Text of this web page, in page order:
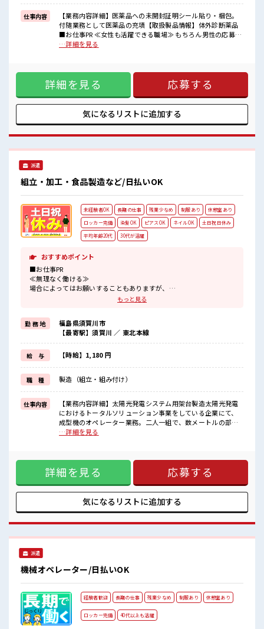
■職場の雰囲気
女性多めで休み時間は女子トークがあふれる職場です！
もちろん男性の応募もOKですよ！
休憩室で自分タイム！
仕事内容
【業務内容詳細】医薬品への未開封証明シール貼り・梱包。
付随業務として医薬品の充填【取扱製品情報】体外診断薬品
■お仕事PR ≪女性も活躍できる職場≫ もちろん男性の応募も
歓迎です！ ≪時間にメリハリを≫ 残業はほとんどナシ！ 場合
の服選びに悩まずOK♪ ≪未経験の方も大カンゲイ≫ 新しい
ことにチャレンジするのは不安だけど、 しっかり働く環境が
整っています！ イチからスキルUP・ステップUP目指してい
きましょう！ ■職場の雰囲気 女性多めで休み時間は女子トー
クがあふれる職場です！ もちろん男性の応募もOKですよ！
休憩室で自分タイム！ のんびりスマホチェック♪
…詳細を見る
詳細を見る 応募する
気になるリストに追加する
派遣
組立・加工・食品製造など/日払いOK
未経験者OK 長期の仕事 残業少なめ 制服あり
休憩室あり
ロッカー完備
染髪OK ピアスOK ネイルOK
土日祝日休み
平均年齢20代
30代が活躍
おすすめポイント
■お仕事PR
≪無理なく働ける≫
場合によってはお願いすることもありますが、
週末は家族や友人と一緒にプライベート満喫！
≪ヘアカラーOKで自由な雰囲気の職場≫
明るすぎたり奇抜でなければ基本的に自由！
(規定有)≪ラクラク制服アリ≫
制服があるので、
毎日の服装の悩み解消♪
≪初めての仕事だけど自分にもできそう≫
新しいことにチャレンジするのは不安だけど、
しっかり働く環境が整っています！
イチからスキルUP・ステップUP目指していきましょう！
■職場の雰囲気
キバツ過ぎなければ髪色・髪型は自由！
しっかり休める休憩室あり！
オンオフの切替もできちゃう！
もっと見る
勤 務 地
福島県須賀川市
【最寄駅】須賀川 ／ 東北本線
給 与 【時給】1,180 円
職 種 製造（組立・組み付け）
仕事内容
【業務内容詳細】太陽光発電システム用架台製造太陽光発電
におけるトータルソリューション事業をしている企業にて、
成型機のオペレーター業務。二人一組で、数メートルの部品
を成型機にセットして、加工する。【取扱製品情報】】太陽
シ！ ≪週休2日制≫ 週末は家族や友人と一緒にプライベート
満喫！ ≪ヘアカラーOKで自由な雰囲気の職場≫ 明るすぎた
り奇抜でなければ基本的に自由！ (規定有)≪ラクラク制服ア
リ≫ 制服があるので、 毎日の服装の悩み解消♪ ≪初めての仕
事だけど自分にもできそう≫ 新しいことにチャレンジするの
は不安だけど、 しっかり働く環境が整っています！ イチから
囲気 キバツ過ぎなければ髪色・髪型は自由！ あなたの個性を
大事にできます♪ ≪20代の方が多数活躍中の職場≫ しっかり
…詳細を見る
詳細を見る 応募する
気になるリストに追加する
派遣
機械オペレーター/日払いOK
経験者歓迎 長期の仕事 残業少なめ 制服あり 休憩室あり
ロッカー完備 40代以上も活躍